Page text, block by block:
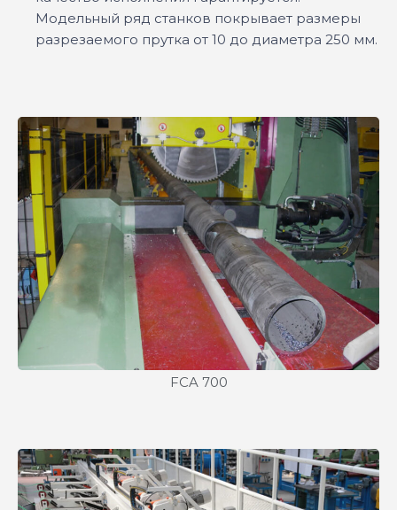
Модельный ряд станков покрывает размеры
разрезаемого прутка от 10 до диаметра 250 мм.
FCA 700